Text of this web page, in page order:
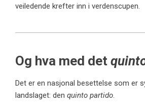
veiledende krefter inn i verdenscupen.
Og hva med det
Det er en nasjonal besettelse som er
landslaget: den quinto partido.